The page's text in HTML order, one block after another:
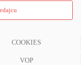
COOKIES
VOP